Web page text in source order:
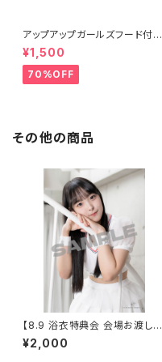
アップアップガールズフード付き
タオル
¥1,500
70%OFF
その他の商品
【8.9 浴衣特典会 会場お渡し限
定】高見汐珠 アザーカットポー
トレート ※発送はいたしません
¥2,000